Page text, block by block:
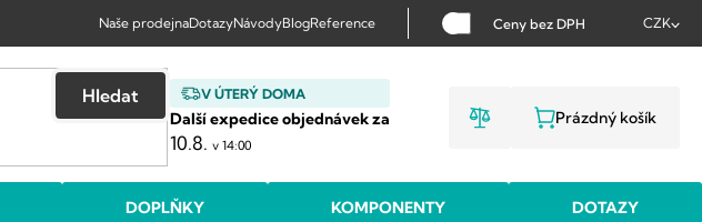
Naše prodejnaDotazyNávodyBlogReference Ceny bez DPH CZK
V ÚTERÝ DOMA
Další expedice objednávek za
10.8.v 14:00
Hledat
NÁKUPNÍ
Prázdný košík
DOPLŇKY KOMPONENTY DOTAZY